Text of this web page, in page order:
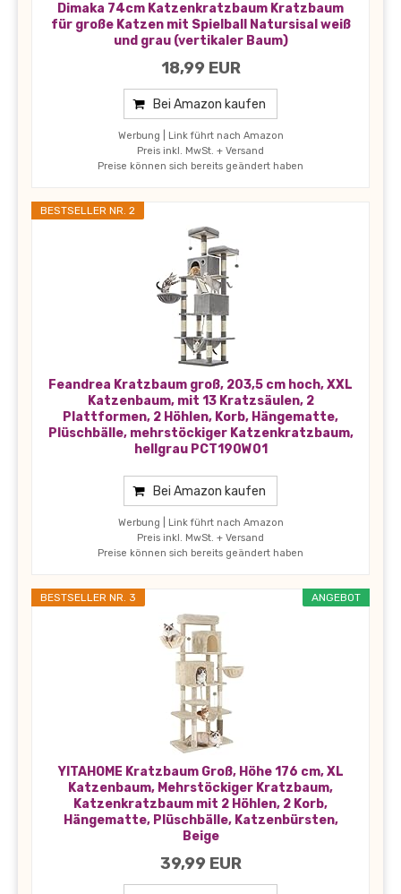
Dimaka 74cm Katzenkratzbaum Kratzbaum
für große Katzen mit Spielball Natursisal weiß
und grau (vertikaler Baum)
18,99 EUR
Bei Amazon kaufen
Werbung | Link führt nach Amazon
Preis inkl. MwSt. + Versand
Preise können sich bereits geändert haben
BESTSELLER NR. 2
Feandrea Kratzbaum groß, 203,5 cm hoch, XXL
Katzenbaum, mit 13 Kratzsäulen, 2
Plattformen, 2 Höhlen, Korb, Hängematte,
Plüschbälle, mehrstöckiger Katzenkratzbaum,
hellgrau PCT190W01
Bei Amazon kaufen
Werbung | Link führt nach Amazon
Preis inkl. MwSt. + Versand
Preise können sich bereits geändert haben
ANGEBOT
BESTSELLER NR. 3
YITAHOME Kratzbaum Groß, Höhe 176 cm, XL
Katzenbaum, Mehrstöckiger Kratzbaum,
Katzenkratzbaum mit 2 Höhlen, 2 Korb,
Hängematte, Plüschbälle, Katzenbürsten,
Beige
39,99 EUR